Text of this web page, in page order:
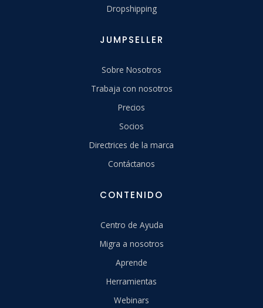
Dropshipping
JUMPSELLER
Sobre Nosotros
Trabaja con nosotros
Precios
Socios
Directrices de la marca
Contáctanos
CONTENIDO
Centro de Ayuda
Migra a nosotros
Aprende
Herramientas
Webinars